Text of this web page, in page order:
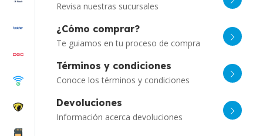
Revisa nuestras sucursales
¿Cómo comprar?
Te guiamos en tu proceso de compra
Términos y condiciones
Conoce los términos y condiciones
Devoluciones
Información acerca devoluciones